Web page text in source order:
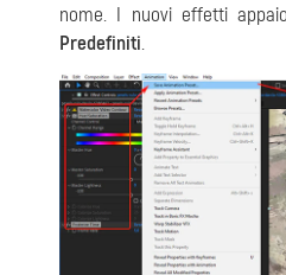
nome. I nuovi effetti
Predefiniti.